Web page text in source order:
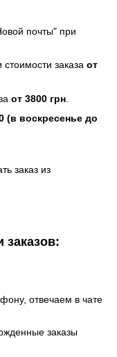
почты" при
стоимости заказа от
от 3800 грн
(в воскресенье до
заказ из
заказов:
отвечаем в чате
заказы